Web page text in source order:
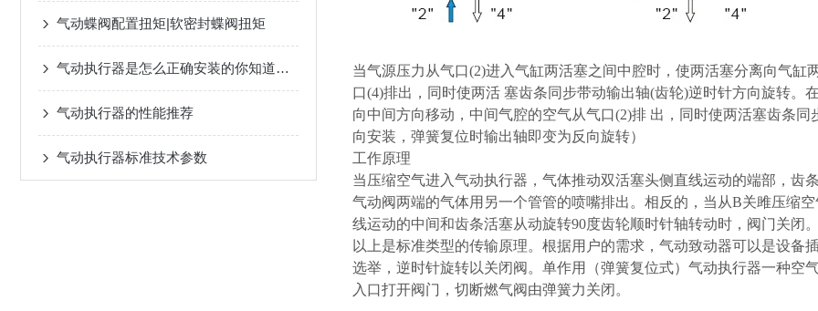
气动蝶阀配置扭矩|软密封蝶阀扭矩
气动执行器是怎么正确安装的你知道吗？
气动执行器的性能推荐
气动执行器标准技术参数
当气源压力从气口(2)进入气缸两活塞之间中腔时，使两活塞分离向气
口(4)排出，同时使两活 塞齿条同步带动输出轴(齿轮)逆时针方向旋转
向中间方向移动，中间气腔的空气从气口(2)排 出，同时使两活塞齿条
向安装，弹簧复位时输出轴即变为反向旋转）
工作原理
当压缩空气进入气动执行器，气体推动双活塞头侧直线运动的端部，齿
气动阀两端的气体用另一个管管的喷嘴排出。相反的，当从B关雎压缩
线运动的中间和齿条活塞从动旋转90度齿轮顺时针轴转动时，阀门关
以上是标准类型的传输原理。根据用户的需求，气动致动器可以是设
选举，逆时针旋转以关闭阀。单作用（弹簧复位式）气动执行器一种空
入口打开阀门，切断燃气阀由弹簧力关闭。